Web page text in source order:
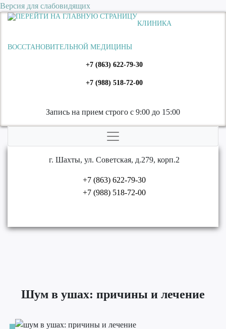
Версия для слабовидящих
КЛИНИКА
ВОССТАНОВИТЕЛЬНОЙ МЕДИЦИНЫ
+7 (863) 622-79-30
+7 (988) 518-72-00
Запись на прием строго с 9:00 до 15:00
г. Шахты, ул. Советская, д.279, корп.2
+7 (863) 622-79-30
+7 (988) 518-72-00
Шум в ушах: причины и лечение